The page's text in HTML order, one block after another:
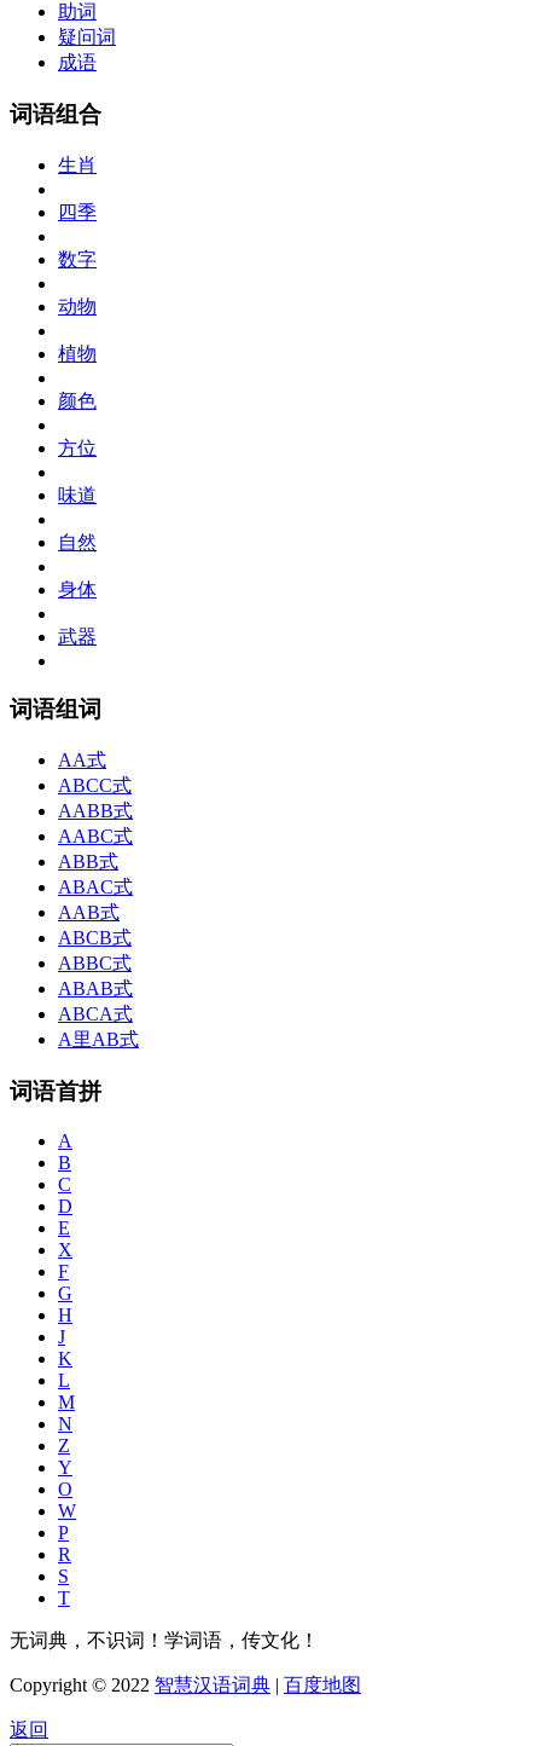
助词
疑问词
成语
词语组合
生肖
四季
数字
动物
植物
颜色
方位
味道
自然
身体
武器
词语组词
AA式
ABCC式
AABB式
AABC式
ABB式
ABAC式
AAB式
ABCB式
ABBC式
ABAB式
ABCA式
A里AB式
词语首拼
A
B
C
D
E
X
F
G
H
J
K
L
M
N
Z
Y
O
W
P
R
S
T
无词典，不识词！学词语，传文化！
Copyright © 2022 智慧汉语词典 | 百度地图
返回